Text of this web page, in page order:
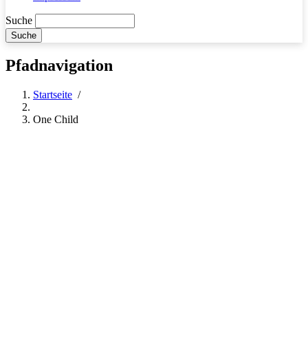
Suche
Pfadnavigation
Startseite /
One Child